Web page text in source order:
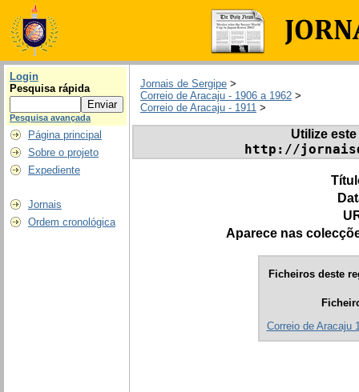
Login
Pesquisa rápida
Pesquisa avançada
Página principal
Sobre o projeto
Expediente
Jornais
Ordem cronológica
Jornais de Sergipe >
Correio de Aracaju - 1906 a 1962 >
Correio de Aracaju - 1911 >
Utilize
http://
Aparece nas
Ficheiros deste
Correio de Aracaju